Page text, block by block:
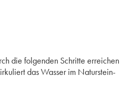
die folgenden Schritte erreichen
das Wasser im Naturstein-